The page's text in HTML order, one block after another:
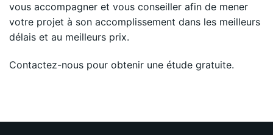
vous accompagner et vous conseiller afin de mener
votre projet à son accomplissement dans les meilleurs
délais et au meilleurs prix.
Contactez-nous pour obtenir une étude gratuite.